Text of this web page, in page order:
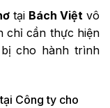
tại Bách Việt vô
chỉ cần thực hiện
cho hành trình
Công ty cho